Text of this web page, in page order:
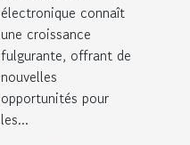
tendances du
commerce
électronique
?
électronique connaît
une croissance
fulgurante, offrant de
nouvelles
opportunités pour
les...